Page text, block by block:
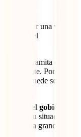
necesitar una visa
Travel
que se tramita online,
Por eso,
caso puede ser
oficial del gobierno
según tu situación.
problema grande.